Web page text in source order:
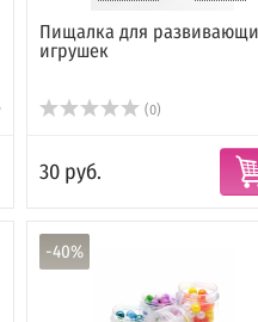
Пищалка для
игрушек
(0)
30 руб.
-40%